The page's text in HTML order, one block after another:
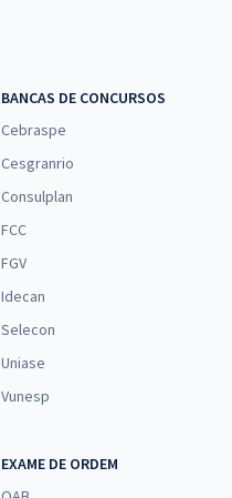
BANCAS DE CONCURSOS
Cebraspe
Cesgranrio
Consulplan
FCC
FGV
Idecan
Selecon
Uniase
Vunesp
EXAME DE ORDEM